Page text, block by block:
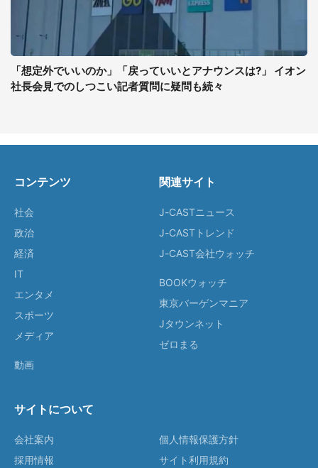
「想定外でいいのか」「戻っていいとアナウンスは?」 イオン
社長会見でのしつこい記者質問に疑問も続々
コンテンツ
社会
政治
経済
IT
エンタメ
スポーツ
メディア
動画
関連サイト
J-CASTニュース
J-CASTトレンド
J-CAST会社ウォッチ
BOOKウォッチ
東京バーゲンマニア
Jタウンネット
ゼロまる
サイトについて
会社案内
採用情報
個人情報保護方針
サイト利用規約